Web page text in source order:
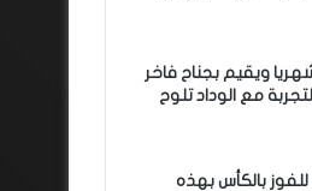
200 مليون شهريا ويقيم بجناح فاخر
مع الوداد تلوح
بالكأس بهذه